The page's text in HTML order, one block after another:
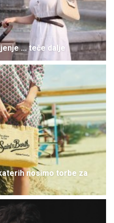
... teče dalje
nosimo torbe za